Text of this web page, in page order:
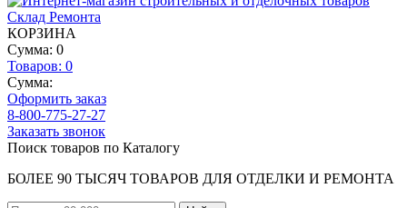
КОРЗИНА
Сумма: 0
Товаров: 0
Сумма:
Оформить заказ
8-800-775-27-27
Заказать звонок
Поиск товаров по Каталогу
БОЛЕЕ 90 ТЫСЯЧ ТОВАРОВ ДЛЯ ОТДЕЛКИ И РЕМОНТА